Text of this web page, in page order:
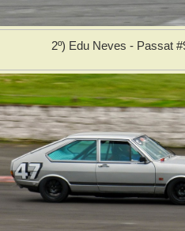
2º) Edu Neves - Passat